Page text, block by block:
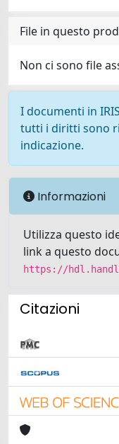
File in questo
Non ci sono file
I documenti in
tutti i diritti sono
indicazione.
Informazioni
Utilizza questo
link a questo
https://
Citazioni